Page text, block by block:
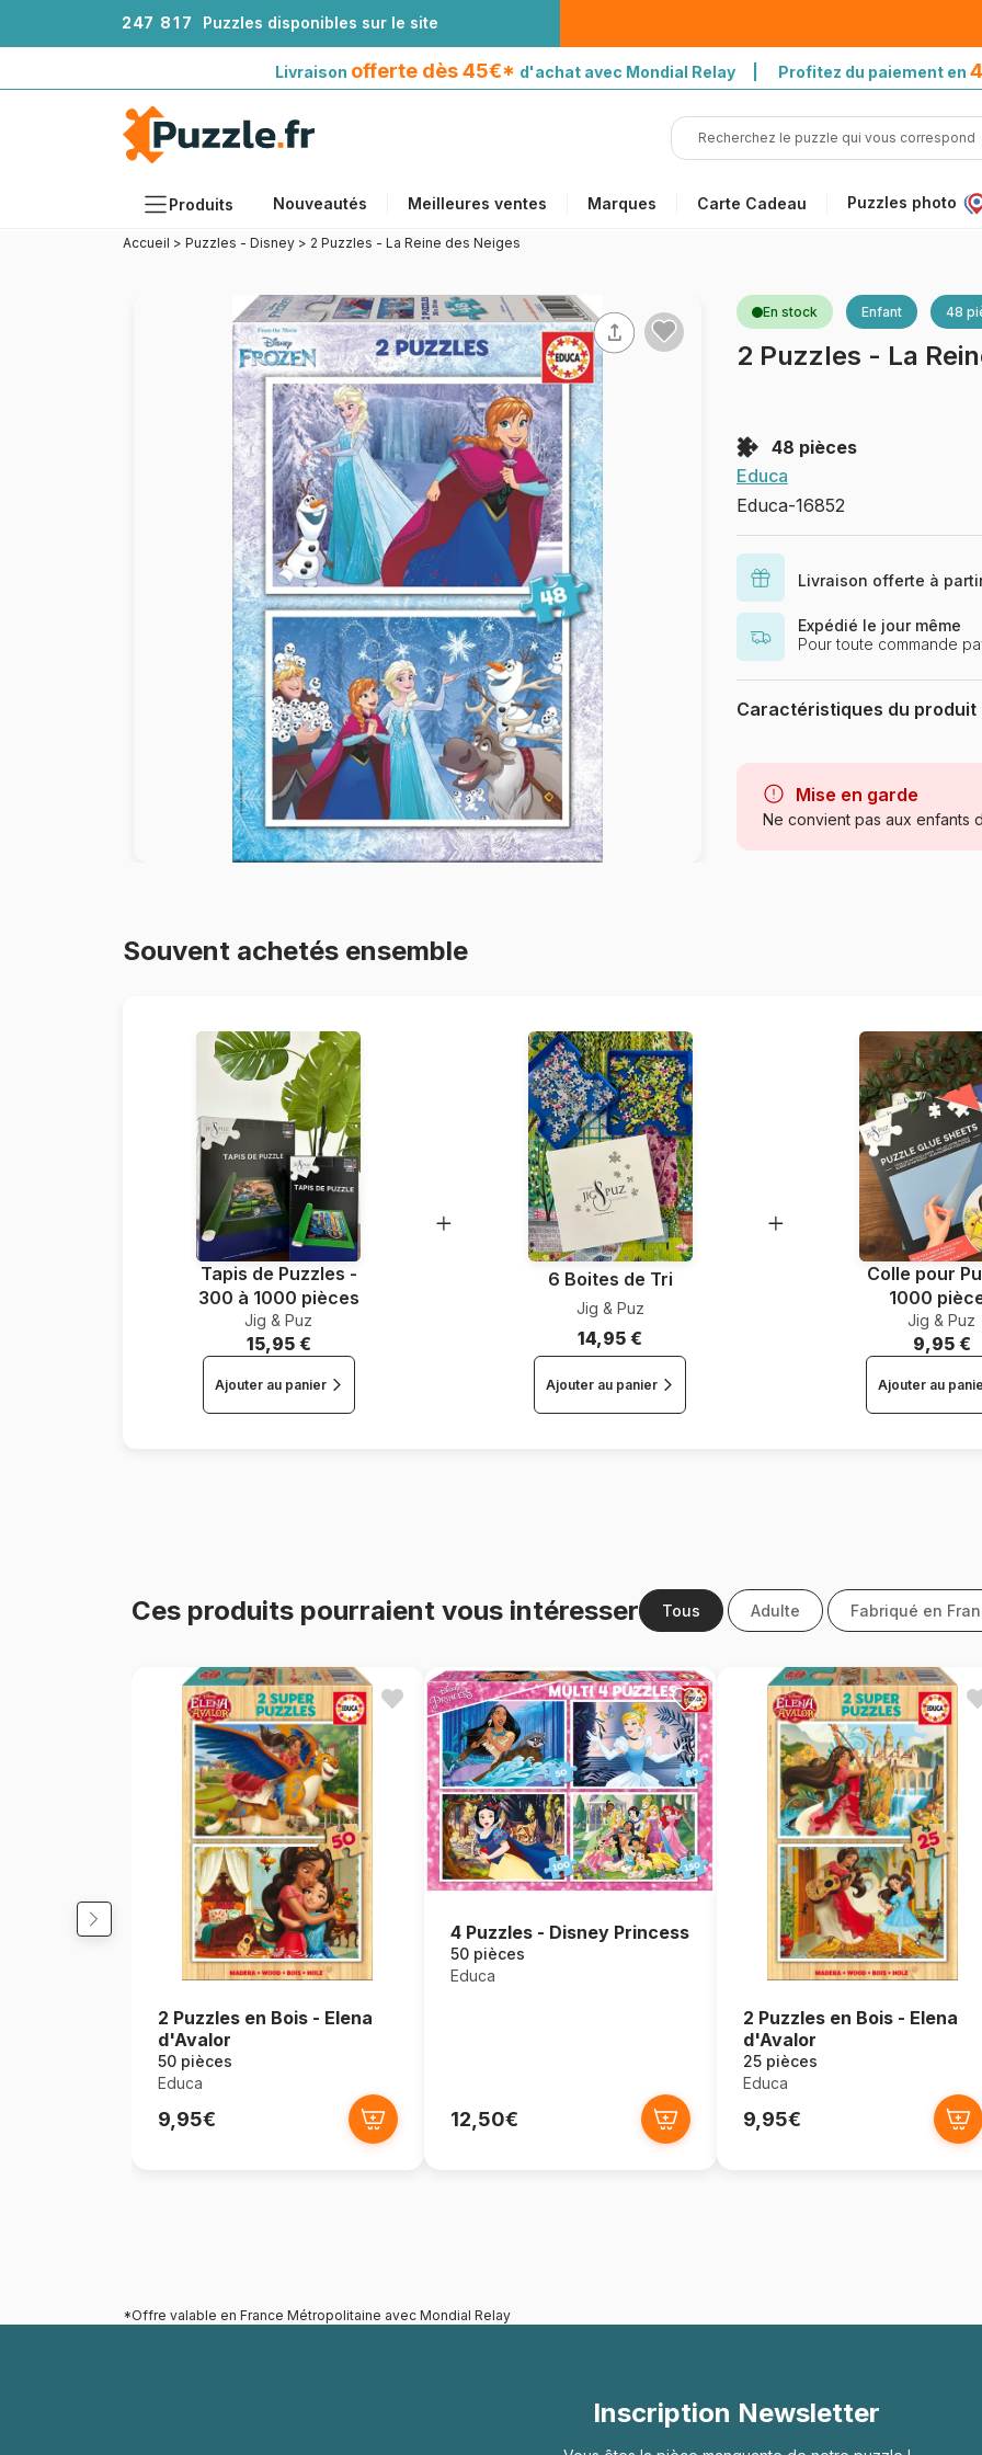
247 81 7 Puzzles disponibles sur le site
Livraison offerte dès 45€* d'achat avec Mondial Relay | Profitez du paiement en
Produits Nouveautés Meilleures ventes Marques Carte Cadeau Puzzles photo
Puzzles en bois
Peinture au numéro
avec Mondial Relay
Accueil > Puzzles - Disney > 2 Puzzles - La Reine des Neiges
En stock Enfant 48
2 Puzzles - La
48 pièces
Educa
Educa-16852
Livraison offerte à
Expédié le jour même
Pour toute commande
Caractéristiques du produit
Catégorie
Mise en garde
Ne convient pas aux enfants
Souvent achetés ensemble
Tapis de Puzzles -
300 à 1000 pièces
Jig & Puz
15,95 €
Ajouter au panier
6 Boites de Tri
Jig & Puz
14,95 €
Ajouter au panier
Colle pour
1000
Jig & Puz
9,95 €
Ajouter au
Ces produits pourraient vous intéresser Tous Adulte Fabriqué en
2 Puzzles en Bois - Elena
d'Avalor
50 pièces
Educa
9,95€
4 Puzzles - Disney Princess
50 pièces
Educa
12,50€
2 Puzzles en Bois - Elena
d'Avalor
25 pièces
Educa
9,95€
*Offre valable en France Métropolitaine avec Mondial Relay
Inscription Newsletter